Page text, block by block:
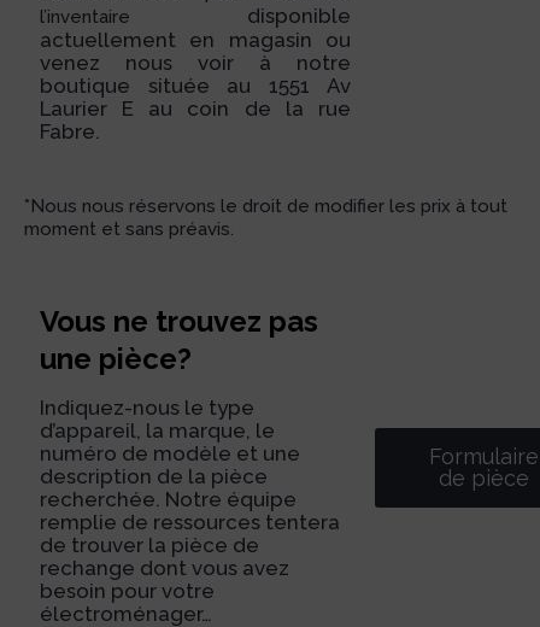
l’inventaire
disponible
actuellement en magasin ou
venez nous voir à notre
boutique située au 1551 Av
Laurier E au coin de la rue
Fabre.
*Nous nous réservons le droit de modifier les prix à tout
moment et sans préavis.
Vous ne trouvez pas
une pièce?
Indiquez-nous le type
d’appareil, la marque, le
numéro de modèle et une
description de la pièce
recherchée. Notre équipe
remplie de ressources tentera
de trouver la pièce de
rechange dont vous avez
besoin pour votre
électroménager…
Formulaire
de pièce